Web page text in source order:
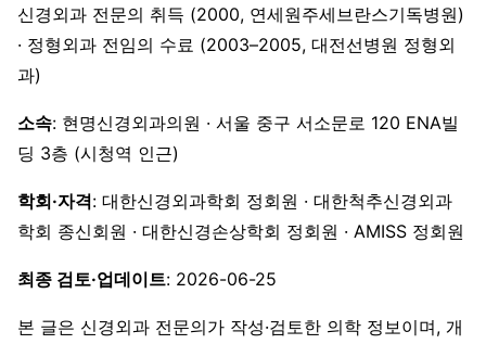
신경외과 전문의 취득 (2000, 연세원주세브란스기독병원)
· 정형외과 전임의 수료 (2003–2005, 대전선병원 정형외
과)
소속: 현명신경외과의원 · 서울 중구 서소문로 120 ENA빌
딩 3층 (시청역 인근)
학회·자격: 대한신경외과학회 정회원 · 대한척추신경외과
학회 종신회원 · 대한신경손상학회 정회원 · AMISS 정회원
최종 검토·업데이트: 2026-06-25
본 글은 신경외과 전문의가 작성·검토한 의학 정보이며, 개